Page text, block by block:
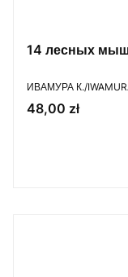
14 лесных
PRODUCENT
ИВАМУРА К./
Cena
48,00 zł